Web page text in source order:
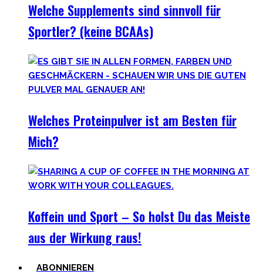
Welche Supplements sind sinnvoll für
Sportler? (keine BCAAs)
Welches Proteinpulver ist am Besten für
Mich?
Koffein und Sport – So holst Du das Meiste
aus der Wirkung raus!
ABONNIEREN